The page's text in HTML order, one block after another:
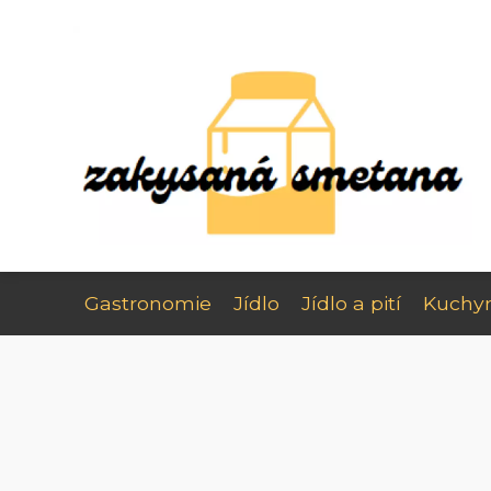
Gastronomie Jídlo Jídlo a pití